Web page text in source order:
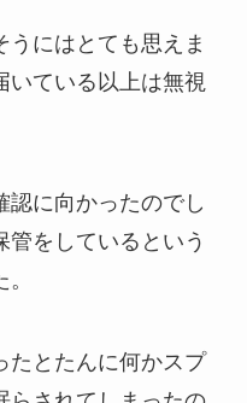
うにはとても思えま
いている以上は無視
認に向かったのでし
管をしているという
たとたんに何かスプ